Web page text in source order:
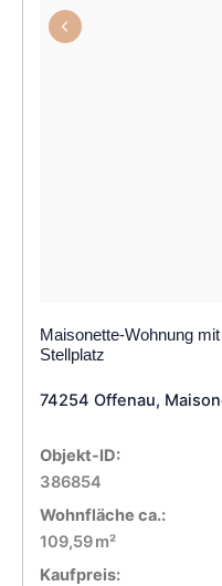
Maisonette-Wohnung
Stellplatz
74254 Offenau,
Objekt-ID:
386854
Wohnfläche ca.:
109,59 m²
Kaufpreis: